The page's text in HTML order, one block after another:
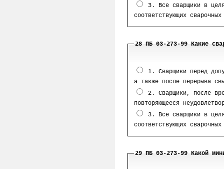
3. Все сварщики в
соответствующих
28 ПБ 03-273-99 Какие
1. Сварщики перед
а также после перерыва
2. Сварщики, после
повторяющееся
3. Все сварщики в
соответствующих
29 ПБ 03-273-99 Какой